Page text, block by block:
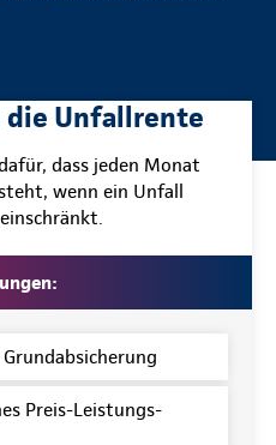
die Unfallrente
dass jeden Monat
wenn ein Unfall
Preis-Leistungs-